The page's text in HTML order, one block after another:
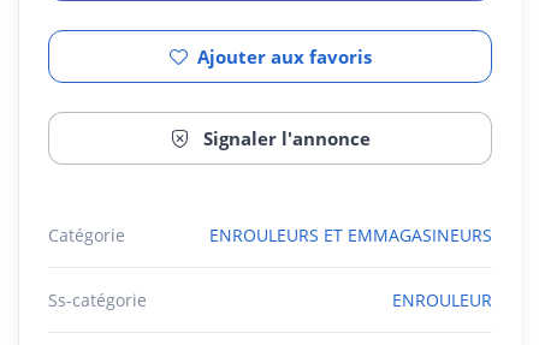
Ajouter aux favoris
Signaler l'annonce
Catégorie ENROULEURS ET EMMAGASINEURS
Ss-catégorie ENROULEUR